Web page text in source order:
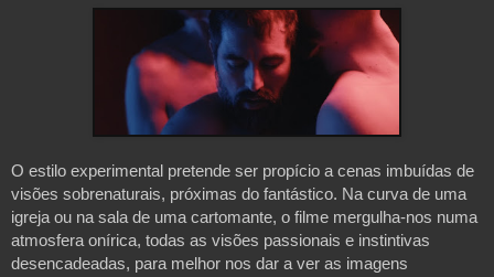
O estilo experimental pretende ser propício a cenas imbuídas de
visões sobrenaturais, próximas do fantástico. Na curva de uma
igreja ou na sala de uma cartomante, o filme mergulha-nos numa
atmosfera onírica, todas as visões passionais e instintivas
desencadeadas, para melhor nos dar a ver as imagens